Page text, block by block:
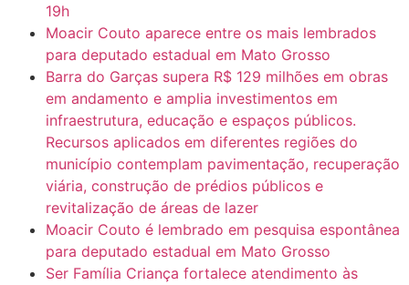
19h
Moacir Couto aparece entre os mais lembrados
para deputado estadual em Mato Grosso
Barra do Garças supera R$ 129 milhões em obras
em andamento e amplia investimentos em
infraestrutura, educação e espaços públicos.
Recursos aplicados em diferentes regiões do
município contemplam pavimentação, recuperação
viária, construção de prédios públicos e
revitalização de áreas de lazer
Moacir Couto é lembrado em pesquisa espontânea
para deputado estadual em Mato Grosso
Ser Família Criança fortalece atendimento às